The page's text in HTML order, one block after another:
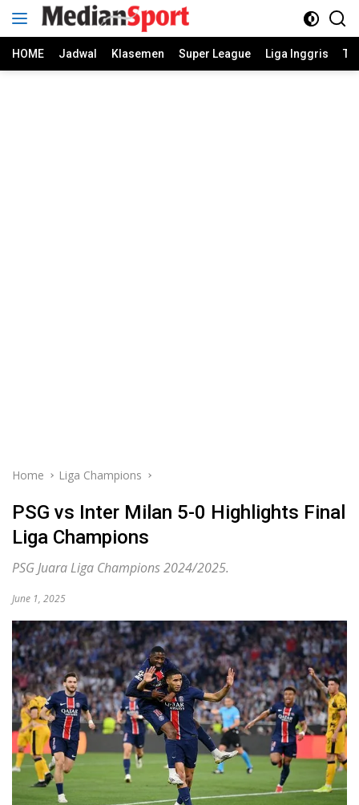
HOME Jadwal Klasemen Super League Liga Inggris
Home Liga Champions
PSG vs Inter Milan 5-0 Highlights Final
Liga Champions
PSG Juara Liga Champions 2024/2025.
June 1, 2025